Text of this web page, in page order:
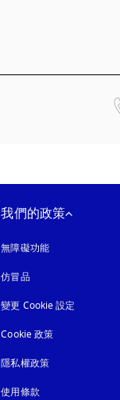
我們的政策
無障礙功能以新標籤頁開啟
仿冒品以新標籤頁開啟
變更 Cookie 設定
Cookie 政策
隱私權政策以新標籤頁開啟
使用條款